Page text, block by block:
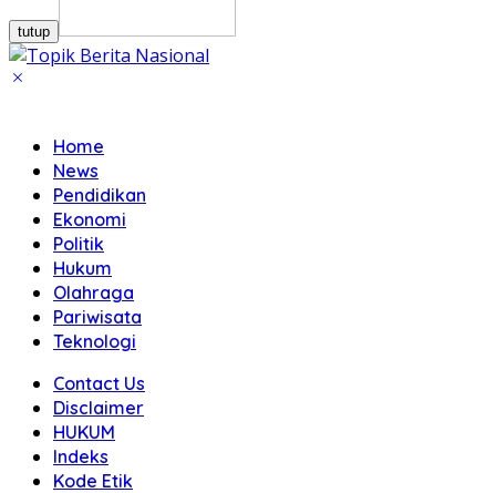
tutup
Home
News
Pendidikan
Ekonomi
Politik
Hukum
Olahraga
Pariwisata
Teknologi
Contact Us
Disclaimer
HUKUM
Indeks
Kode Etik